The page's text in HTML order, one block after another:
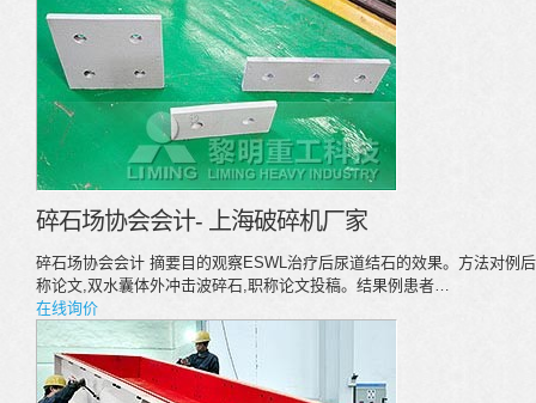
碎石场协会会计- 上海破碎机厂家
碎石场协会会计 摘要目的观察ESWL治疗后尿道结石的效果。方法对例
称论文,双水囊体外冲击波碎石,职称论文投稿。结果例患者…
在线询价